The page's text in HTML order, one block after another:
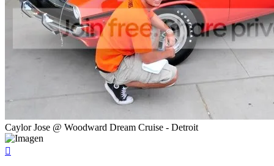
Caylor Jose @ Woodward Dream Cruise - Detroit